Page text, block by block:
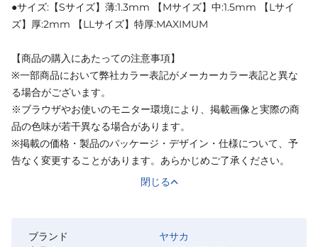
●サイズ:【Sサイズ】薄:1.3mm 【Mサイズ】中:1.5mm 【Lサイ
ズ】厚:2mm 【LLサイズ】特厚:MAXIMUM
【商品の購入にあたっての注意事項】
※一部商品において弊社カラー表記がメーカーカラー表記と異な
る場合がございます。
※ブラウザやお使いのモニター環境により、掲載画像と実際の商
品の色味が若干異なる場合があります。
※掲載の価格・製品のパッケージ・デザイン・仕様について、予
告なく変更することがあります。あらかじめご了承ください。
閉じる
ブランド
ヤサカ